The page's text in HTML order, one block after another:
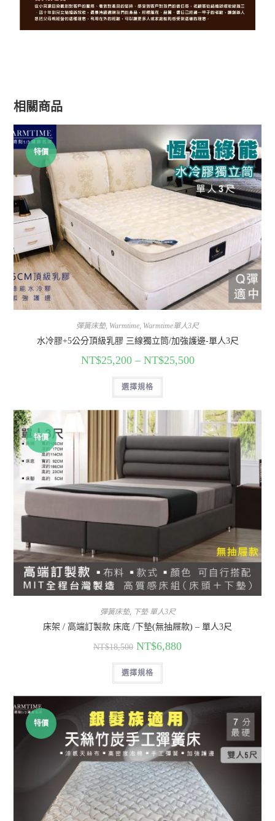
相關商品
特價
彈簧床墊, Warmtime, Warmtime單人3尺
水冷膠+5公分頂級乳膠 三線獨立筒/加強護邊-單人3尺
NT$25,200– NT$25,500
選擇規格
特價
彈簧床墊, 下墊 單人3尺
床架 / 高端訂製款 床底 /下墊(無抽屜款) – 單人3尺
NT$18,500 NT$6,880
選擇規格
特價